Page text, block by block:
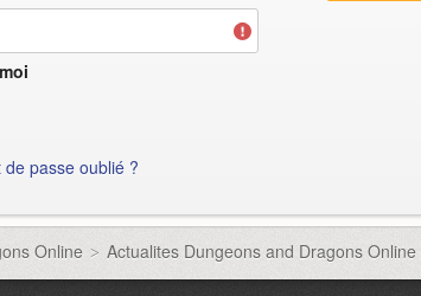
de passe oublié ?
Online > Actualites Dungeons and Dragons Online